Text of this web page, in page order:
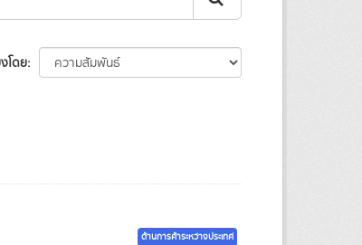
งโดย
ด้านการค้าระหว่างประเทศ